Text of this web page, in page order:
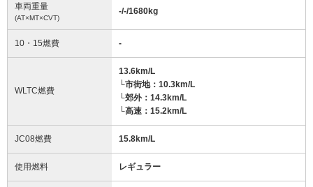
車両重量
(AT×MT×CVT)
-/-/1680kg
10・15燃費 -
WLTC燃費
13.6km/L
└市街地：10.3km/L
└郊外：14.3km/L
└高速：15.2km/L
JC08燃費 15.8km/L
使用燃料 レギュラー